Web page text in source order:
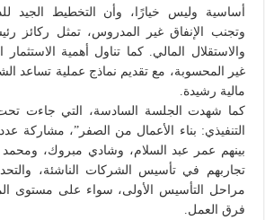
أساسية وليس خيارًا، وأن التخطيط الجيد
وتجنب الإنفاق غير المدروس، تمثل ركائز
والاستقلال المالي. كما تناول أهمية
غير المحسوبة، مع تقديم نماذج عملية تساعد
مالية رشيدة.
كما شهدت الجلسة السادسة، التي جاءت تحت
التنفيذي: بناء الأعمال من الصفر”، مشاركة
بينهم عمر عبد السلام، وشادي مبروك،
تجاربهم في تأسيس الشركات الناشئة،
مراحل التأسيس الأولى، سواء على مستوى
فرق العمل.